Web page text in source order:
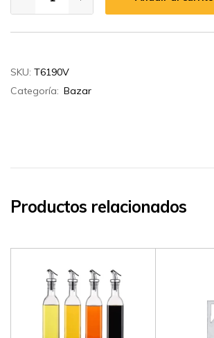
SKU: T6190V
Categoría: Bazar
Productos relacionados